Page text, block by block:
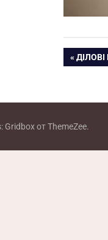
Gridbox от ThemeZee.